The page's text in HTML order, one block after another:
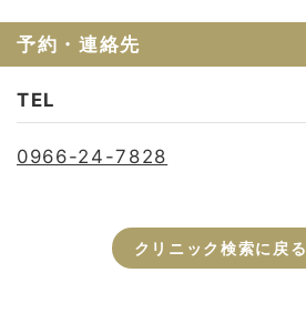
予約・連絡先
TEL
0966-24-7828
クリニック検索に戻る